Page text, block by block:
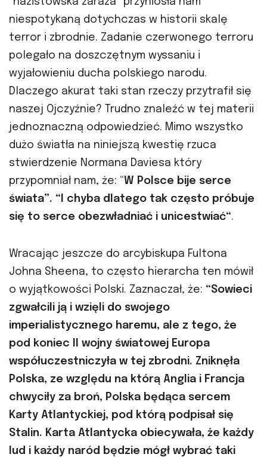
niespotykaną dotychczas w historii skalę
terror i zbrodnie. Zadanie czerwonego terroru
polegało na doszczętnym wyssaniu i
wyjałowieniu ducha polskiego narodu.
Dlaczego akurat taki stan rzeczy przytrafił się
naszej Ojczyźnie? Trudno znaleźć w tej materii
jednoznaczną odpowiedzieć. Mimo wszystko
dużo światła na niniejszą kwestię rzuca
stwierdzenie Normana Daviesa który
przypomniał nam, że: “W Polsce bije serce
świata”. “I chyba dlatego tak często próbuje
się to serce obezwładniać i unicestwiać“.
Wracając jeszcze do arcybiskupa Fultona
Johna Sheena, to często hierarcha ten mówił
o wyjątkowości Polski. Zaznaczał, że: “Sowieci
zgwałcili ją i wzięli do swojego
imperialistycznego haremu, ale z tego, że
pod koniec II wojny światowej Europa
współuczestniczyła w tej zbrodni. Zniknęła
Polska, ze względu na którą Anglia i Francja
chwyciły za broń, Polska będąca sercem
Karty Atlantyckiej, pod którą podpisał się
Stalin. Karta Atlantycka obiecywała, że każdy
lud i każdy naród będzie mógł wybrać taki